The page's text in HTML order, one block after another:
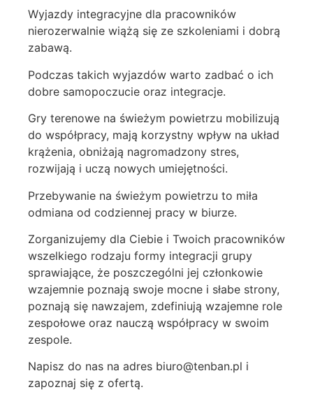
Wyjazdy integracyjne dla pracowników
nierozerwalnie wiążą się ze szkoleniami i dobrą
zabawą.
Podczas takich wyjazdów warto zadbać o ich
dobre samopoczucie oraz integracje.
Gry terenowe na świeżym powietrzu mobilizują
do współpracy, mają korzystny wpływ na układ
krążenia, obniżają nagromadzony stres,
rozwijają i uczą nowych umiejętności.
Przebywanie na świeżym powietrzu to miła
odmiana od codziennej pracy w biurze.
Zorganizujemy dla Ciebie i Twoich pracowników
wszelkiego rodzaju formy integracji grupy
sprawiające, że poszczególni jej członkowie
wzajemnie poznają swoje mocne i słabe strony,
poznają się nawzajem, zdefiniują wzajemne role
zespołowe oraz nauczą współpracy w swoim
zespole.
Napisz do nas na adres biuro@tenban.pl i
zapoznaj się z ofertą.